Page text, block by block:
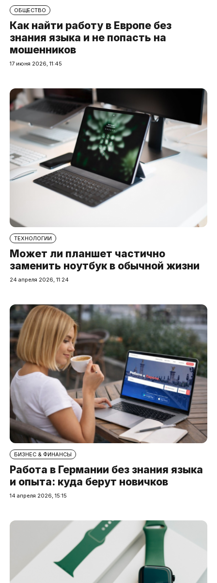
ОБЩЕСТВО
Как найти работу в Европе без
знания языка и не попасть на
мошенников
17 июня 2026, 11:45
ТЕХНОЛОГИИ
Может ли планшет частично
заменить ноутбук в обычной жизни
24 апреля 2026, 11:24
БИЗНЕС & ФИНАНСЫ
Работа в Германии без знания языка
и опыта: куда берут новичков
14 апреля 2026, 15:15